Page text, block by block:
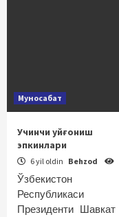
Муносабат
Учинчи уйғониш
эпкинлари
6 yil oldin Behzod
Ўзбекистон
Республикаси
Президенти Шавкат